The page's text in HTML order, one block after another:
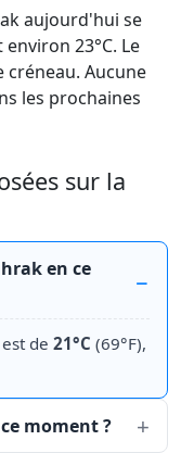
aujourd'hui se
23°C. Le
Aucune
les prochaines
sur la
en ce
de 21°C (69°F),
moment ?